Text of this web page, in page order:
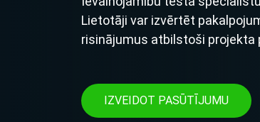
Lietotāji var izvērtēt
risinājumus atbilstoši projekta
IZVEIDOT PASŪTĪJUMU